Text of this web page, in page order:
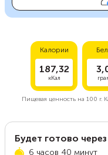
Калории
187,32
кКал
Пищевая ценность на 100 г.
Будет готово через
6 часов 40 минут